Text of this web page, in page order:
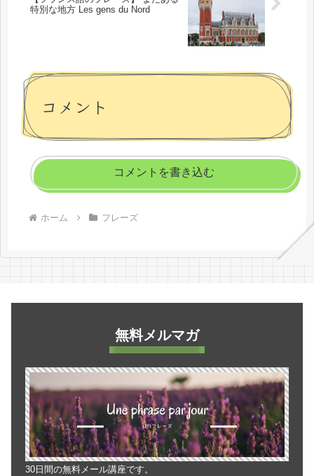
特別な地方 Les gens du Nord
コメント
コメントを書き込む
ホーム フレーズ
無料メルマガ
30日間の無料メール講座です。